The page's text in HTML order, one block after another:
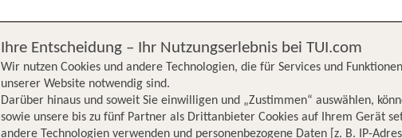
Ihre Entscheidung – Ihr Nutzungserlebnis bei TUI.com
Wir nutzen Cookies und andere Technologien, die für Services und
unserer Website notwendig sind.
Darüber hinaus und soweit Sie einwilligen und „Zustimmen“ auswählen,
sowie unsere bis zu fünf Partner als Drittanbieter Cookies auf Ihrem Gerät
andere Technologien verwenden und personenbezogene Daten [z. B. IP-